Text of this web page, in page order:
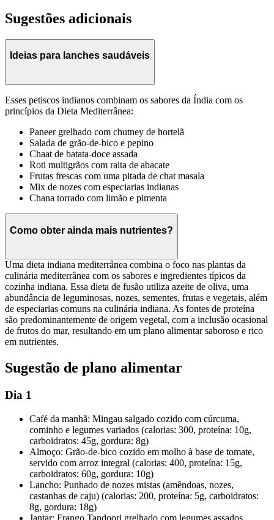
Sugestões adicionais
Ideias para lanches saudáveis
Esses petiscos indianos combinam os sabores da Índia com os
princípios da Dieta Mediterrânea:
Paneer grelhado com chutney de hortelã
Salada de grão-de-bico e pepino
Chaat de batata-doce assada
Roti multigrãos com raita de abacate
Frutas frescas com uma pitada de chat masala
Mix de nozes com especiarias indianas
Chana torrado com limão e pimenta
Como obter ainda mais nutrientes?
Uma dieta indiana mediterrânea combina o foco nas plantas da
culinária mediterrânea com os sabores e ingredientes típicos da
cozinha indiana. Essa dieta de fusão utiliza azeite de oliva, uma
abundância de leguminosas, nozes, sementes, frutas e vegetais, além
de especiarias comuns na culinária indiana. As fontes de proteína
são predominantemente de origem vegetal, com a inclusão ocasional
de frutos do mar, resultando em um plano alimentar saboroso e rico
em nutrientes.
Sugestão de plano alimentar
Dia 1
Café da manhã: Mingau salgado cozido com cúrcuma,
cominho e legumes variados (calorias: 300, proteína: 10g,
carboidratos: 45g, gordura: 8g)
Almoço: Grão-de-bico cozido em molho à base de tomate,
servido com arroz integral (calorias: 400, proteína: 15g,
carboidratos: 60g, gordura: 10g)
Lancho: Punhado de nozes mistas (amêndoas, nozes,
castanhas de caju) (calorias: 200, proteína: 5g, carboidratos:
8g, gordura: 18g)
Jantar: Frango Tandoori grelhado com legumes assados